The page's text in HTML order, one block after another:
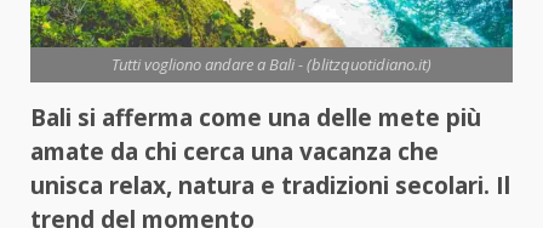
Tutti vogliono andare a Bali - (blitzquotidiano.it)
Bali si afferma come una delle mete più
amate da chi cerca una vacanza che
unisca relax, natura e tradizioni secolari. Il
trend del momento